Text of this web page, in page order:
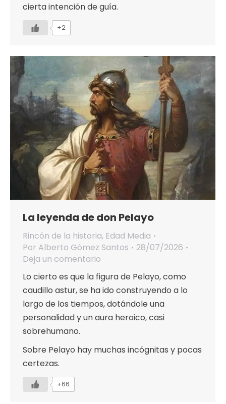
cierta intención de guía.
+2
La leyenda de don Pelayo
Rincón de la historia, Edad Media
Por Alberto Gómez Santos
28/07/2026
Deja un comentario
Lo cierto es que la figura de Pelayo, como
caudillo astur, se ha ido construyendo a lo
largo de los tiempos, dotándole una
personalidad y un aura heroico, casi
sobrehumano.
Sobre Pelayo hay muchas incógnitas y pocas
certezas.
+66